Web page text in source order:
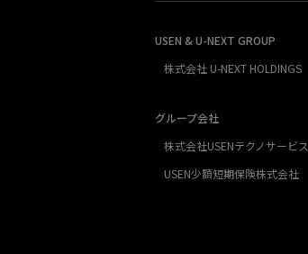
USEN & U-NEXT GROUP
株式会社 U-NEXT HOLDINGS
グループ会社
株式会社USENテクノサービス
USEN少額短期保険株式会社